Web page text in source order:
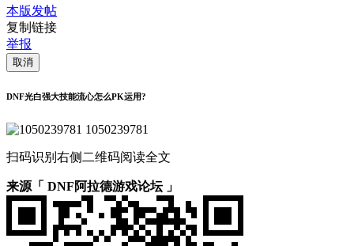
本版发帖
复制链接
举报
取消
DNF光白强大技能流心怎么PK运用?
1050239781
扫码识别右侧二维码阅读全文
来源「 DNF阿拉德游戏论坛 」